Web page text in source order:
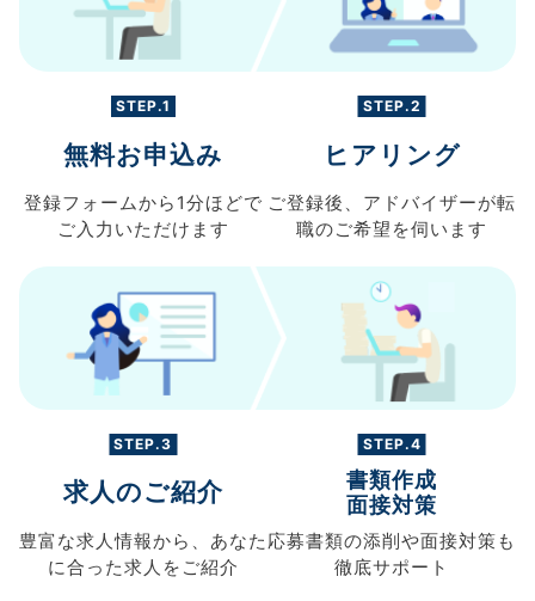
STEP.1
無料お申込み
登録フォームから 1分ほどで
ご入力 いただけます
STEP.2
ヒアリング
ご登録後、 アドバイザーが転
職のご希望を伺います
STEP.3
求人のご紹介
豊富な求人情報から、 あなた
に合った求人を ご紹介
STEP.4
書類作成
面接対策
応募書類の添削や面接対策も
徹底サポート